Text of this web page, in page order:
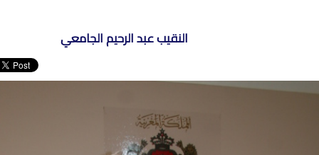
النقيب عبد الرحيم الجامعي